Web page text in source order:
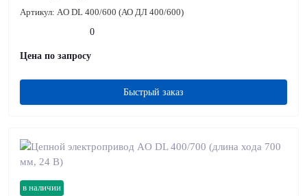
Артикул: AO DL 400/600 (АО ДЛ 400/600)
0
Цена по запросу
Быстрый заказ
в наличии